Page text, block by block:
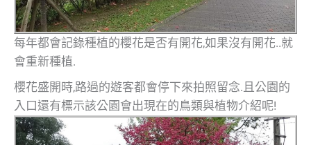
每年都會記錄種植的櫻花是否有開花,如果沒有開花..就
會重新種植.
櫻花盛開時,路過的遊客都會停下來拍照留念.且公園的
入口還有標示該公園會出現在的鳥類與植物介紹呢!